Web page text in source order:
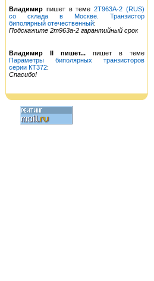
Владимир пишет в теме2Т963А-2 (RUS)
со склада в Москве. Транзистор
биполярный отечественный:
Подскажите 2т963а-2 гарантийный срок
Владимир II пишет... пишет в теме
Параметры биполярных транзисторов
серии КТ372:
Спасибо!